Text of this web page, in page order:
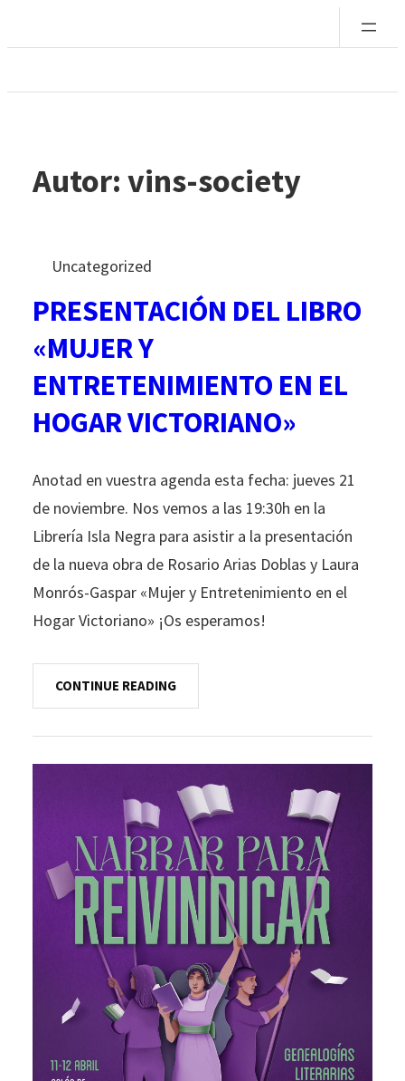
al
Autor: vins-society
Uncategorized
PRESENTACIÓN DEL LIBRO
«MUJER Y
ENTRETENIMIENTO EN EL
HOGAR VICTORIANO»
Anotad en vuestra agenda esta fecha: jueves 21
de noviembre. Nos vemos a las 19:30h en la
Librería Isla Negra para asistir a la presentación
de la nueva obra de Rosario Arias Doblas y Laura
Monrós-Gaspar «Mujer y Entretenimiento en el
Hogar Victoriano» ¡Os esperamos!
CONTINUE READING